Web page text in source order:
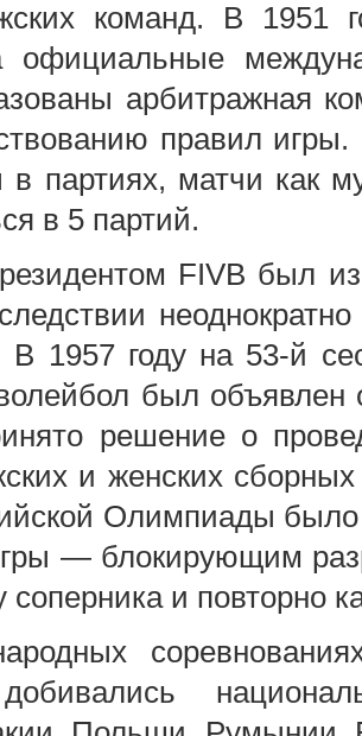
команд. В 1951
официальные
арбитражная
правил
в партиях, матчи как
в 5 партий.
FIVB был
В 1957 году на 53-й
был
решение о
и женских
Олимпиады
— блокирующим
соперника и повторно